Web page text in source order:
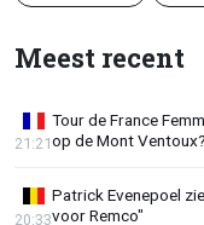
Meest recent
Tour de France
op de Mont Ventoux?
21:21
Patrick Evenepoel
voor Remco"
20:33